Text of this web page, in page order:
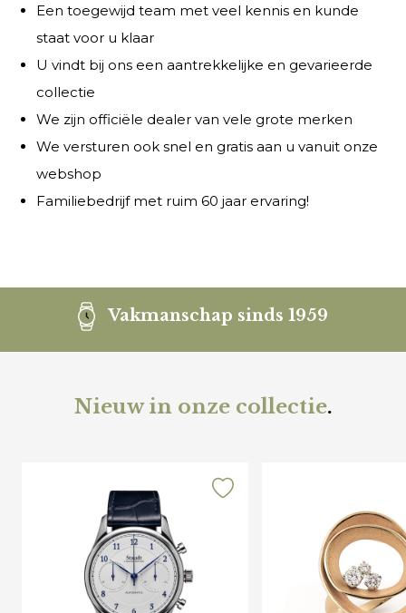
Een toegewijd team met veel kennis en kunde
staat voor u klaar
U vindt bij ons een aantrekkelijke en gevarieerde
collectie
We zijn officiële dealer van vele grote merken
We versturen ook snel en gratis aan u vanuit onze
webshop
Familiebedrijf met ruim 60 jaar ervaring!
Vakmanschap sinds 1959
Nieuw in onze collectie.